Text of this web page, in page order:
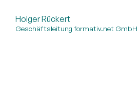
Holger Rückert
Geschäftsleitung formativ.net GmbH